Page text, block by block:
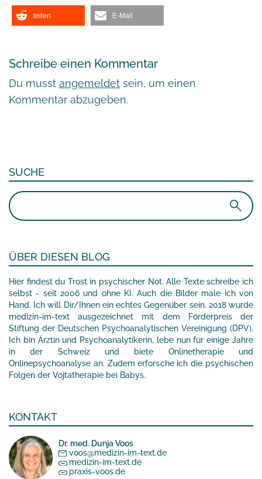
teilen E-Mail
Schreibe einen Kommentar
Du musst angemeldet sein, um einen
Kommentar abzugeben.
SUCHE
Suchen
nach:
ÜBER DIESEN BLOG
Hier findest du Trost in psychischer Not. Alle Texte schreibe ich
selbst - seit 2006 und ohne KI. Auch die Bilder male ich von
Hand. Ich will Dir/Ihnen ein echtes Gegenüber sein. 2018 wurde
medizin-im-text ausgezeichnet mit dem Förderpreis der
Stiftung der Deutschen Psychoanalytischen Vereinigung (DPV).
Ich bin Ärztin und Psychoanalytikerin, lebe nun für einige Jahre
in der Schweiz und biete Onlinetherapie und
Onlinepsychoanalyse an. Zudem erforsche ich die psychischen
Folgen der Vojtatherapie bei Babys.
KONTAKT
Dr. med. Dunja Voos
voos@medizin-im-text.de
medizin-im-text.de
praxis-voos.de